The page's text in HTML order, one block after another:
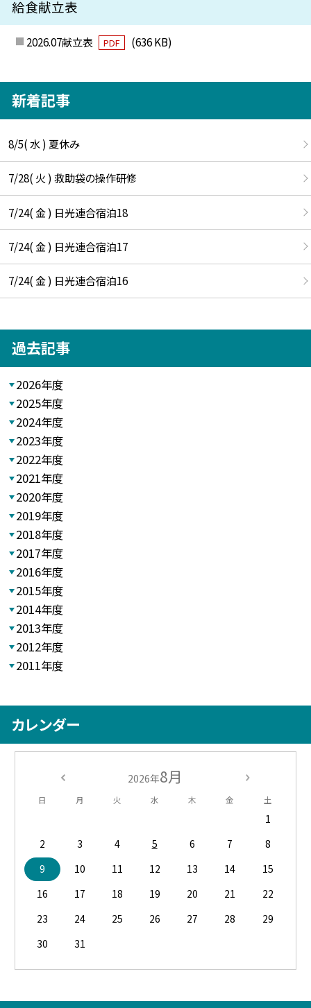
給食献立表
2026.07献立表 PDF (636 KB)
新着記事
8/5( 水 ) 夏休み
7/28( 火 ) 救助袋の操作研修
7/24( 金 ) 日光連合宿泊18
7/24( 金 ) 日光連合宿泊17
7/24( 金 ) 日光連合宿泊16
過去記事
2026年度
2025年度
2024年度
2023年度
2022年度
2021年度
2020年度
2019年度
2018年度
2017年度
2016年度
2015年度
2014年度
2013年度
2012年度
2011年度
カレンダー
2026年8月
日 月 火 水 木 金 土
1
2
3 4 5 6 7
8
9
10 11 12 13 14
15
16
17 18 19 20 21
22
23
24 25 26 27 28
29
30
31